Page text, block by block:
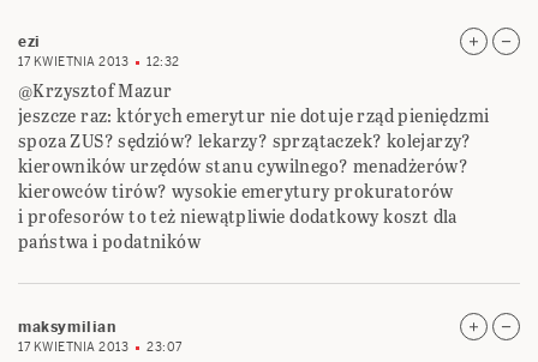
ezi
17 KWIETNIA 2013 12:32
@Krzysztof Mazur
jeszcze raz: których emerytur nie dotuje rząd pieniędzmi
spoza ZUS? sędziów? lekarzy? sprzątaczek? kolejarzy?
kierowników urzędów stanu cywilnego? menadżerów?
kierowców tirów? wysokie emerytury prokuratorów
i profesorów to też niewątpliwie dodatkowy koszt dla
państwa i podatników
maksymilian
17 KWIETNIA 2013 23:07